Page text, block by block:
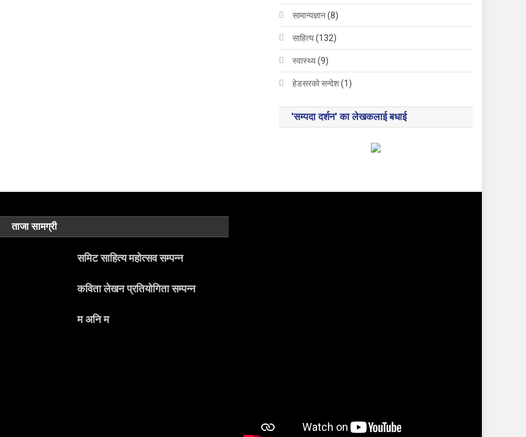
सामान्यज्ञान(8)
साहित्य(132)
स्वास्थ्य(9)
हेडसरकाे सन्देश(1)
'सम्पदा दर्शन' का लेखकलाई बधाई
ताजा सामग्री
समिट साहित्य महोत्सव सम्पन्न
कविता लेखन प्रतियोगिता सम्पन्न
म अनि म